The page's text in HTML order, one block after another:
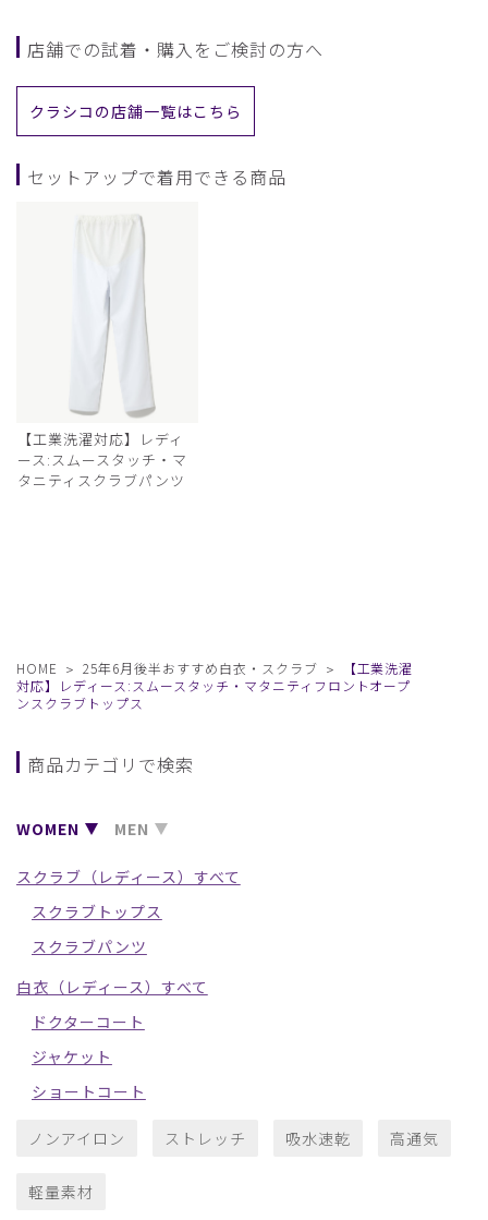
店舗での試着・購入をご検討の方へ
クラシコの店舗一覧はこちら
セットアップで着用できる商品
【工業洗濯対応】レディ
ース:スムースタッチ・マ
タニティスクラブパンツ
HOME 25年6月後半おすすめ白衣・スクラブ
【工業洗濯
対応】レディース:スムースタッチ・マタニティフロントオープ
ンスクラブトップス
商品カテゴリで検索
WOMEN MEN
スクラブ（レディース）すべて
スクラブトップス
スクラブパンツ
白衣（レディース）すべて
ドクターコート
ジャケット
ショートコート
ノンアイロン ストレッチ 吸水速乾 高通気
軽量素材